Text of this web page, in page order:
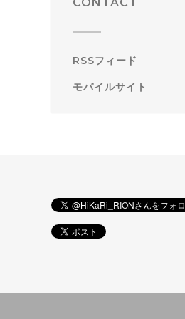
RSSフィード
モバイルサイト